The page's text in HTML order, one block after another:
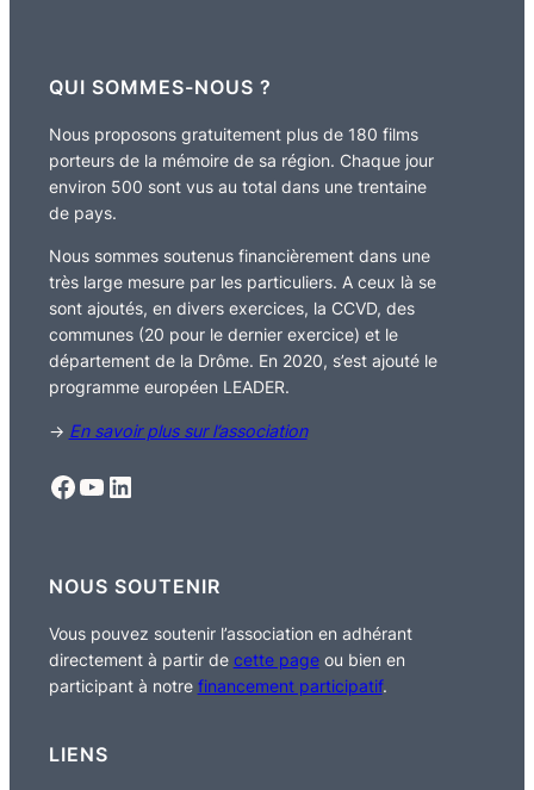
QUI SOMMES-NOUS ?
Nous proposons gratuitement plus de 180 films
porteurs de la mémoire de sa région. Chaque jour
environ 500 sont vus au total dans une trentaine
de pays.
Nous sommes soutenus financièrement dans une
très large mesure par les particuliers. A ceux là se
sont ajoutés, en divers exercices, la CCVD, des
communes (20 pour le dernier exercice) et le
département de la Drôme. En 2020, s’est ajouté le
programme européen LEADER.
→ En savoir plus sur l’association
Facebook YouTube LinkedIn
NOUS SOUTENIR
Vous pouvez soutenir l’association en adhérant
directement à partir de cette pageou bien en
participant à notre financement participatif.
LIENS